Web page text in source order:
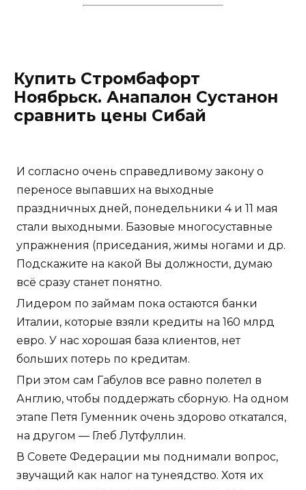
Купить Стромбафорт
Ноябрьск. Анапалон Сустанон
сравнить цены Сибай
И согласно очень справедливому закону о
переносе выпавших на выходные
праздничных дней, понедельники 4 и 11 мая
стали выходными. Базовые многосуставные
упражнения (приседания, жимы ногами и др.
Подскажите на какой Вы должности, думаю
всё сразу станет понятно.
Лидером по займам пока остаются банки
Италии, которые взяли кредиты на 160 млрд
евро. У нас хорошая база клиентов, нет
больших потерь по кредитам.
При этом сам Габулов все равно полетел в
Англию, чтобы поддержать сборную. На одном
этапе Петя Гуменник очень здорово откатался,
на другом — Глеб Лутфуллин.
В Совете Федерации мы поднимали вопрос,
звучащий как налог на тунеядство. Хотя их